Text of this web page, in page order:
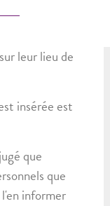
leur lieu de
insérée est
que
que
informer